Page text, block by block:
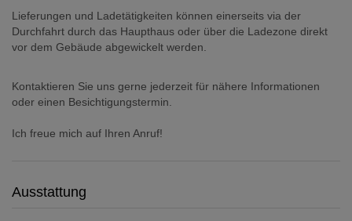
Lieferungen und Ladetätigkeiten können einerseits via der
Durchfahrt durch das Haupthaus oder über die Ladezone direkt
vor dem Gebäude abgewickelt werden.
Kontaktieren Sie uns gerne jederzeit für nähere Informationen
oder einen Besichtigungstermin.
Ich freue mich auf Ihren Anruf!
Ausstattung